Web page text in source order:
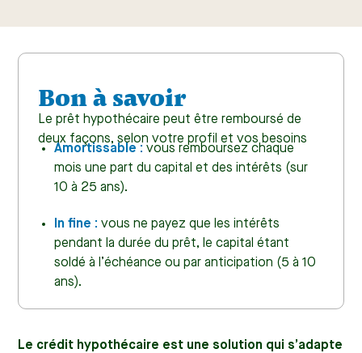
Bon à savoir
Le prêt hypothécaire peut être remboursé de
deux façons, selon votre profil et vos besoins
Amortissable : vous remboursez chaque
mois une part du capital et des intérêts (sur
10 à 25 ans).
In fine : vous ne payez que les intérêts
pendant la durée du prêt, le capital étant
soldé à l’échéance ou par anticipation (5 à 10
ans).
Le crédit hypothécaire est une solution qui s’adapte